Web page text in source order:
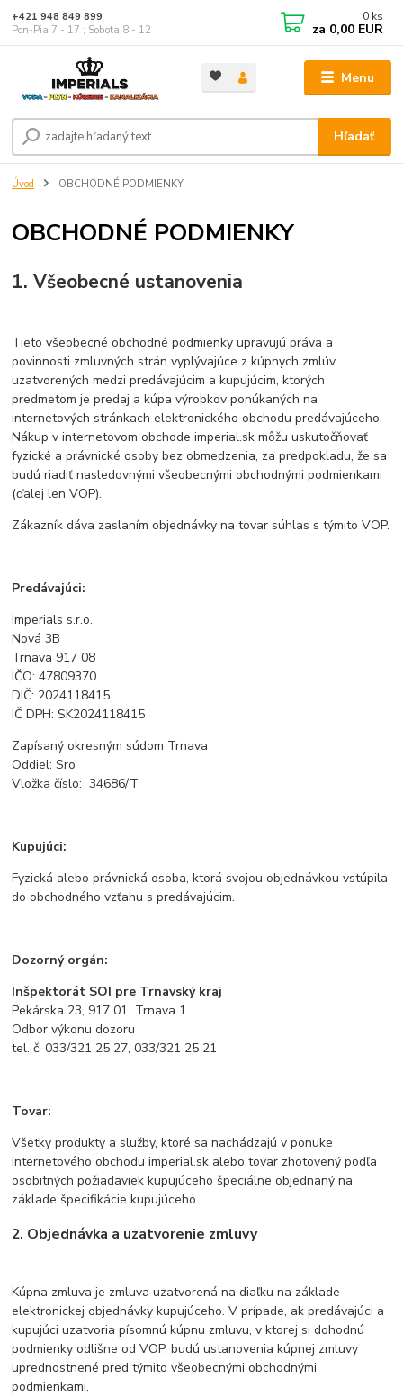
Menu
Hľadať
+421 948 849 899
Pon-Pia 7 - 17 ; Sobota 8 - 12
0 ks
za 0,00 EUR
Úvod OBCHODNÉ PODMIENKY
OBCHODNÉ PODMIENKY
1. Všeobecné ustanovenia
Tieto všeobecné obchodné podmienky upravujú práva a
povinnosti zmluvných strán vyplývajúce z kúpnych zmlúv
uzatvorených medzi predávajúcim a kupujúcim, ktorých
predmetom je predaj a kúpa výrobkov ponúkaných na
internetových stránkach elektronického obchodu predávajúceho.
Nákup v internetovom obchode imperial.sk môžu uskutočňovať
fyzické a právnické osoby bez obmedzenia, za predpokladu, že sa
budú riadiť nasledovnými všeobecnými obchodnými podmienkami
(ďalej len VOP).
Zákazník dáva zaslaním objednávky na tovar súhlas s týmito VOP.
Predávajúci:
Imperials s.r.o.
Nová 3B
Trnava 917 08
IČO: 47809370
DIČ: 2024118415
IČ DPH: SK2024118415
Zapísaný okresným súdom Trnava
Oddiel: Sro
Vložka číslo: 34686/T
Kupujúci:
Fyzická alebo právnická osoba, ktorá svojou objednávkou vstúpila
do obchodného vzťahu s predávajúcim.
Dozorný orgán:
Inšpektorát SOI pre Trnavský kraj
Pekárska 23, 917 01 Trnava 1
Odbor výkonu dozoru
tel. č. 033/321 25 27, 033/321 25 21
Tovar:
Všetky produkty a služby, ktoré sa nachádzajú v ponuke
internetového obchodu imperial.sk alebo tovar zhotovený podľa
osobitných požiadaviek kupujúceho špeciálne objednaný na
základe špecifikácie kupujúceho.
2. Objednávka a uzatvorenie zmluvy
Kúpna zmluva je zmluva uzatvorená na diaľku na základe
elektronickej objednávky kupujúceho. V prípade, ak predávajúci a
kupujúci uzatvoria písomnú kúpnu zmluvu, v ktorej si dohodnú
podmienky odlišne od VOP, budú ustanovenia kúpnej zmluvy
uprednostnené pred týmito všeobecnými obchodnými
podmienkami.